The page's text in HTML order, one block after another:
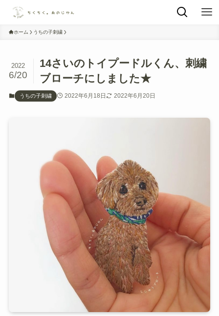
ホーム うちの子刺繍
14さいのトイプードルくん、刺繍
ブローチにしました★
2022
6/20
うちの子刺繍 2022年6月18日 2022年6月20日